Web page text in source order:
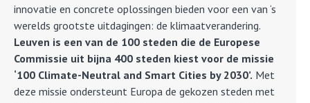
innovatie en concrete oplossingen bieden voor een van ‘s
werelds grootste uitdagingen: de klimaatverandering.
Leuven is een van de 100 steden die de Europese
Commissie uit bijna 400 steden kiest voor de missie
‘100 Climate-Neutral and Smart Cities by 2030’. Met
deze missie ondersteunt Europa de gekozen steden met